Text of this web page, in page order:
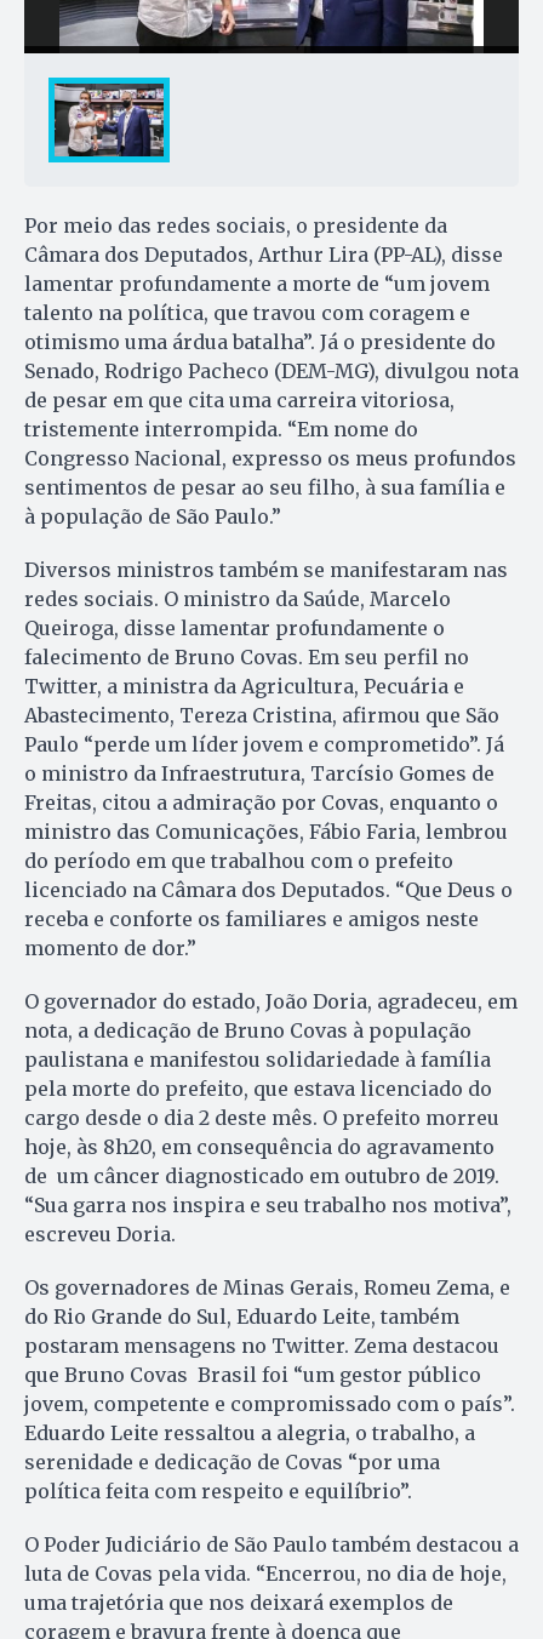
Por meio das redes sociais, o presidente da
Câmara dos Deputados, Arthur Lira (PP-AL), disse
lamentar profundamente a morte de “um jovem
talento na política, que travou com coragem e
otimismo uma árdua batalha”. Já o presidente do
Senado, Rodrigo Pacheco (DEM-MG), divulgou nota
de pesar em que cita uma carreira vitoriosa,
tristemente interrompida. “Em nome do
Congresso Nacional, expresso os meus profundos
sentimentos de pesar ao seu filho, à sua família e
à população de São Paulo.”
Diversos ministros também se manifestaram nas
redes sociais. O ministro da Saúde, Marcelo
Queiroga, disse lamentar profundamente o
falecimento de Bruno Covas. Em seu perfil no
Twitter, a ministra da Agricultura, Pecuária e
Abastecimento, Tereza Cristina, afirmou que São
Paulo “perde um líder jovem e comprometido”. Já
o ministro da Infraestrutura, Tarcísio Gomes de
Freitas, citou a admiração por Covas, enquanto o
ministro das Comunicações, Fábio Faria, lembrou
do período em que trabalhou com o prefeito
licenciado na Câmara dos Deputados. “Que Deus o
receba e conforte os familiares e amigos neste
momento de dor.”
O governador do estado, João Doria, agradeceu, em
nota, a dedicação de Bruno Covas à população
paulistana e manifestou solidariedade à família
pela morte do prefeito, que estava licenciado do
cargo desde o dia 2 deste mês. O prefeito morreu
hoje, às 8h20, em consequência do agravamento
de um câncer diagnosticado em outubro de 2019.
“Sua garra nos inspira e seu trabalho nos motiva”,
escreveu Doria.
Os governadores de Minas Gerais, Romeu Zema, e
do Rio Grande do Sul, Eduardo Leite, também
postaram mensagens no Twitter. Zema destacou
que Bruno Covas Brasil foi “um gestor público
jovem, competente e compromissado com o país”.
Eduardo Leite ressaltou a alegria, o trabalho, a
serenidade e dedicação de Covas “por uma
política feita com respeito e equilíbrio”.
O Poder Judiciário de São Paulo também destacou a
luta de Covas pela vida. “Encerrou, no dia de hoje,
uma trajetória que nos deixará exemplos de
coragem e bravura frente à doença que